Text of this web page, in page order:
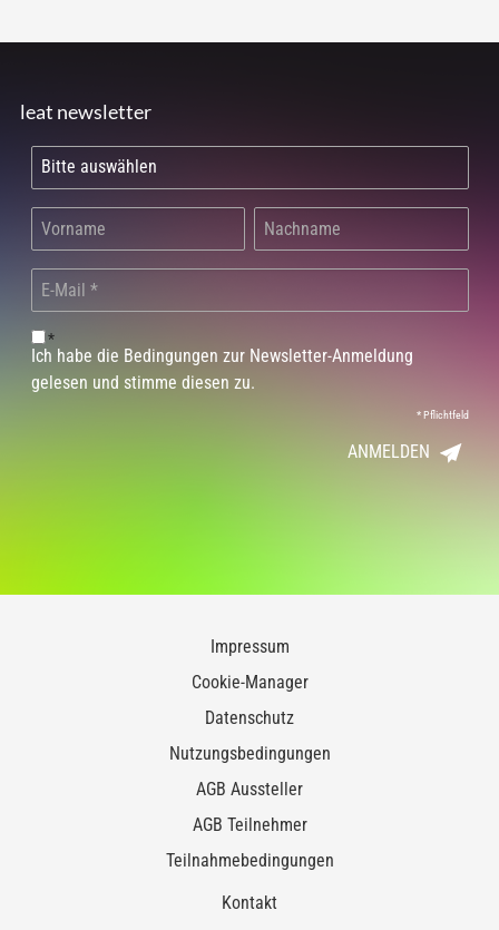
leat newsletter
*
Ich habe die Bedingungen zur Newsletter-Anmeldung
gelesen und stimme diesen zu.
*Pflichtfeld
ANMELDEN
Impressum
Cookie-Manager
Datenschutz
Nutzungsbedingungen
AGB Aussteller
AGB Teilnehmer
Teilnahmebedingungen
Kontakt